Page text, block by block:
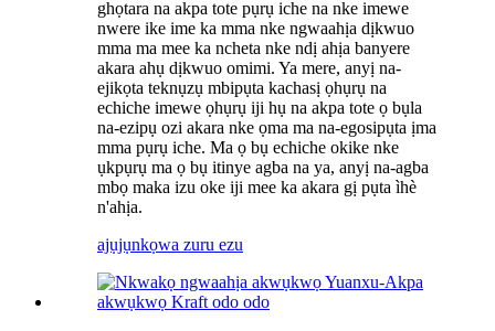
ghọtara na akpa tote pụrụ iche na nke imewe
nwere ike ime ka mma nke ngwaahịa dịkwuo
mma ma mee ka ncheta nke ndị ahịa banyere
akara ahụ dịkwuo omimi. Ya mere, anyị na-
ejikọta teknụzụ mbipụta kachasị ọhụrụ na
echiche imewe ọhụrụ iji hụ na akpa tote ọ bụla
na-ezipụ ozi akara nke ọma ma na-egosipụta ịma
mma pụrụ iche. Ma ọ bụ echiche okike nke
ụkpụrụ ma ọ bụ itinye agba na ya, anyị na-agba
mbọ maka izu oke iji mee ka akara gị pụta ìhè
n'ahịa.
ajụjụnkọwa zuru ezu